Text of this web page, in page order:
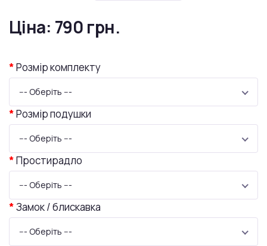
Ціна: 790 грн.
Розмір комплекту
--- Оберіть ---
Розмір подушки
--- Оберіть ---
Простирадло
--- Оберіть ---
Замок / блискавка
--- Оберіть ---